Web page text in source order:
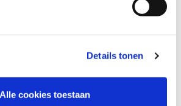
Details tonen
Alle cookies toestaan
MotoPort Goes